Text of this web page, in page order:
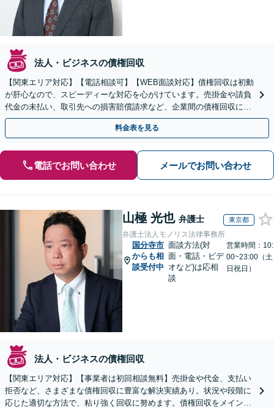
法人・ビジネスの債権回収
【関東エリア対応】【電話相談可】【WEB面談対応】債権回収は初動
が肝心なので、スピーディーな対応を心がけています。売掛金や請負
代金の未払い、取引先への損害賠償請求など、企業間の債権回収に幅
広く対応「フリーランスの報酬未払いもご相談ください」
料金表を見る
電話でお問い合わせ メールでお問い合わせ
山極 光也 弁護士 東京都
弁護士法人モノリス法律事務所
国分寺市
からも相
談受付中
面談方法(対
面・電話・ビデ
オなど)は応相
談
営業時間：10:
00~23:00（土
日祝日）
法人・ビジネスの債権回収
【関東エリア対応】【事業者は初回相談無料】売掛金や代金、支払い
拒否など、さまざまな債権回収に豊富な解決実績あり。状況や段階に
応じた適切な方法で、粘り強く回収に努めます。債権回収をメインと